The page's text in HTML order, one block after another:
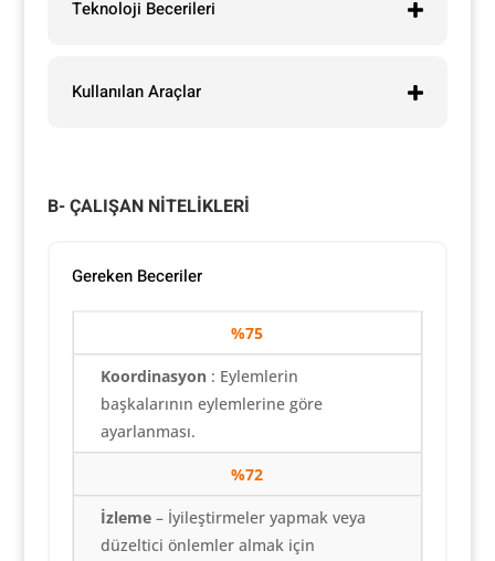
Teknoloji Becerileri
Kullanılan Araçlar
B- ÇALIŞAN NİTELİKLERİ
Gereken Beceriler
%75
Koordinasyon: Eylemlerin
başkalarının eylemlerine göre
ayarlanması.
%72
İzleme– İyileştirmeler yapmak veya
düzeltici önlemler almak için